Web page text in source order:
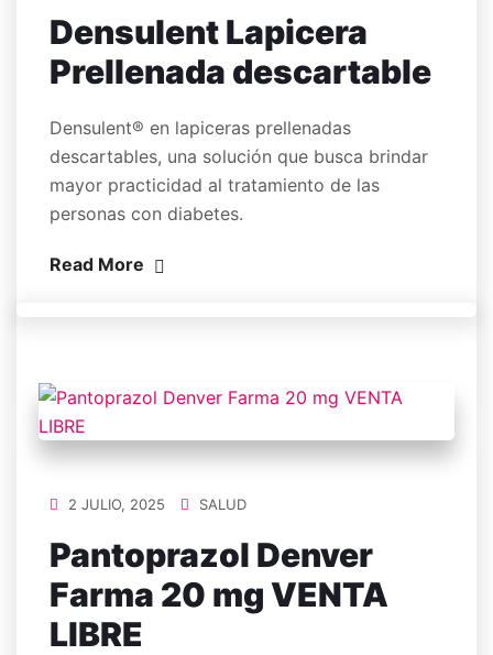
Densulent Lapicera
Prellenada descartable
Densulent® en lapiceras prellenadas
descartables, una solución que busca brindar
mayor practicidad al tratamiento de las
personas con diabetes.
Read More
2 JULIO, 2025 SALUD
Pantoprazol Denver
Farma 20 mg VENTA
LIBRE